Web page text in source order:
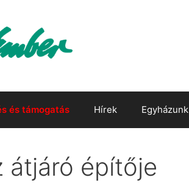
és támogatás Hírek Egyházunk
átjáró építője